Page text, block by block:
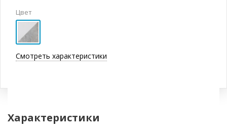
Цвет
Смотреть характеристики
Характеристики